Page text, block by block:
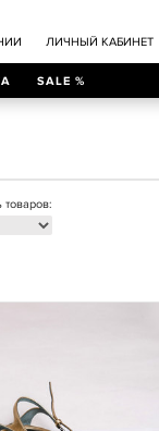
ЛИЧНЫЙ КАБИНЕТ
SALE %
товаров: